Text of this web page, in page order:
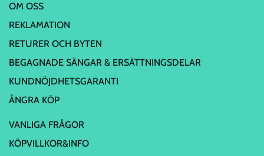
OM OSS
REKLAMATION
RETURER OCH BYTEN
BEGAGNADE SÄNGAR & ERSÄTTNINGSDELAR
KUNDNÖJDHETSGARANTI
ÅNGRA KÖP
VANLIGA FRÅGOR
KÖPVILLKOR&INFO